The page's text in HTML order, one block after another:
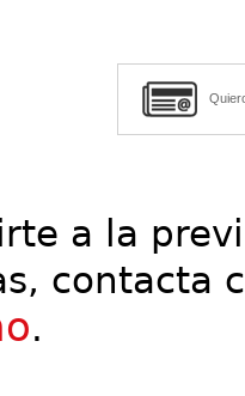
a la
contacta
.